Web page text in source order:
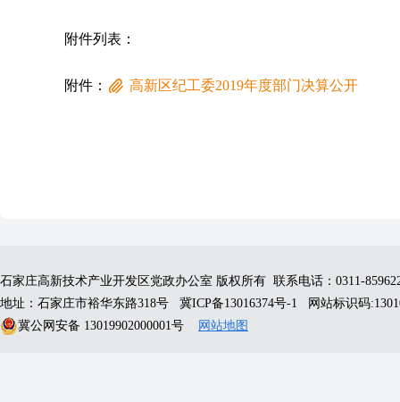
附件列表：
附件： 高新区纪工委2019年度部门决算公开